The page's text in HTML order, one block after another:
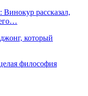
рассказал,
который
философия